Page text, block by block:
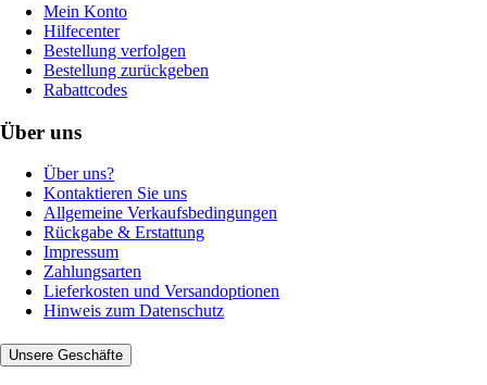
Mein Konto
Hilfecenter
Bestellung verfolgen
Bestellung zurückgeben
Rabattcodes
Über uns
Über uns?
Kontaktieren Sie uns
Allgemeine Verkaufsbedingungen
Rückgabe & Erstattung
Impressum
Zahlungsarten
Lieferkosten und Versandoptionen
Hinweis zum Datenschutz
Unsere Geschäfte